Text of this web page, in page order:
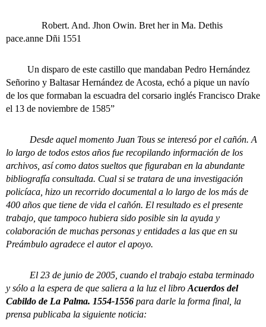
Robert. And. Jhon Owin. Bret her in Ma. Dethis
pace.anne Dñi 1551
Un disparo de este castillo que mandaban Pedro Hernández
Señorino y Baltasar Hernández de Acosta, echó a pique un navío
de los que formaban la escuadra del corsario inglés Francisco Drake
el 13 de noviembre de 1585”
Desde aquel momento Juan Tous se interesó por el cañón. A
lo largo de todos estos años fue recopilando información de los
archivos, así como datos sueltos que figuraban en la abundante
bibliografía consultada. Cual si se tratara de una investigación
policíaca, hizo un recorrido documental a lo largo de los más de
400 años que tiene de vida el cañón. El resultado es el presente
trabajo, que tampoco hubiera sido posible sin la ayuda y
colaboración de muchas personas y entidades a las que en su
Preámbulo agradece el autor el apoyo.
El 23 de junio de 2005, cuando el trabajo estaba terminado
y sólo a la espera de que saliera a la luz el libro Acuerdos del
Cabildo de La Palma. 1554-1556 para darle la forma final, la
prensa publicaba la siguiente noticia: